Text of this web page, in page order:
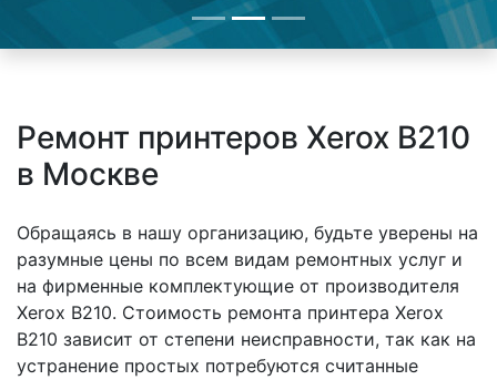
Ремонт принтеров Xerox B210
в Москве
Обращаясь в нашу организацию, будьте уверены на
разумные цены по всем видам ремонтных услуг и
на фирменные комплектующие от производителя
Xerox B210. Стоимость ремонта принтера Xerox
B210 зависит от степени неисправности, так как на
устранение простых потребуются считанные